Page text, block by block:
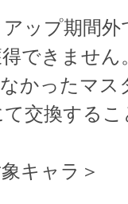
ップ期間外
できません
かったマス
交換する
キャラ＞